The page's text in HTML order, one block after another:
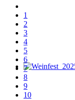
1
2
3
4
5
6
7
8
9
10